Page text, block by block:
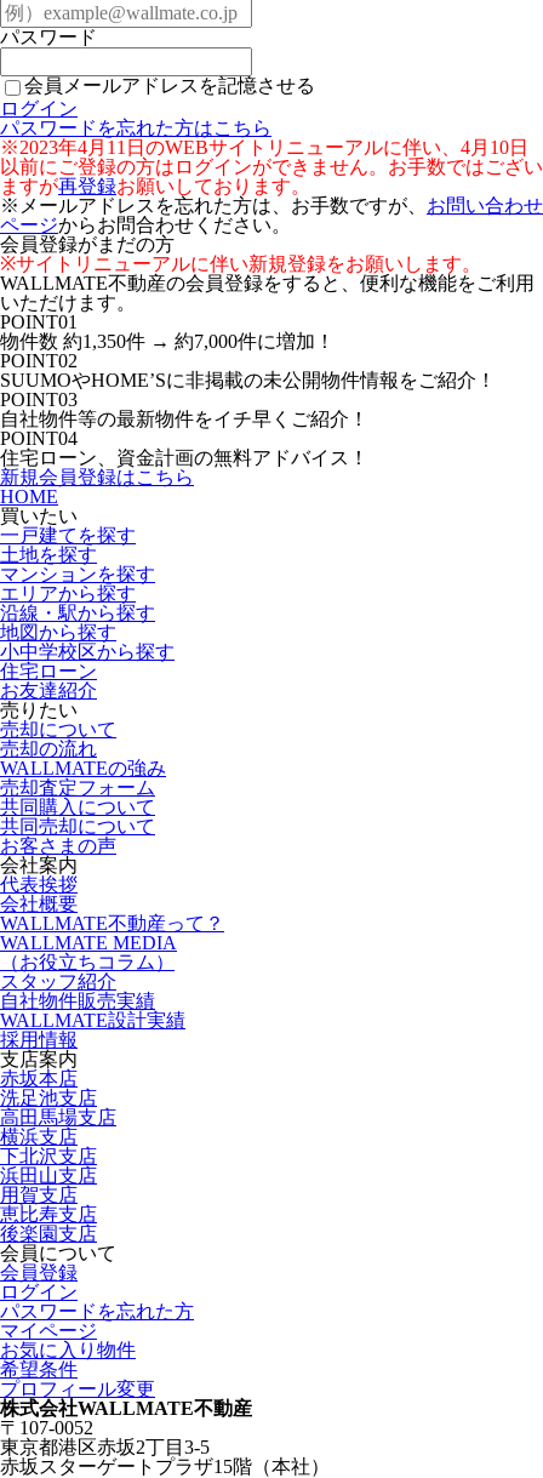
パスワード
会員メールアドレスを記憶させる
ログイン
パスワードを忘れた方はこちら
※2023年4月11日のWEBサイトリニューアルに伴い、4月10日
以前にご登録の方はログインができません。お手数ではござい
ますが再登録お願いしております。
※メールアドレスを忘れた方は、お手数ですが、 お問い合わせ
ページからお問合わせください。
会員登録がまだの方
※サイトリニューアルに伴い新規登録をお願いします。
WALLMATE不動産の会員登録をすると、便利な機能をご利用
いただけます。
POINT01
物件数 約1,350件 → 約7,000件に増加！
POINT02
SUUMOやHOME’Sに非掲載の未公開物件情報をご紹介！
POINT03
自社物件等の最新物件をイチ早く ご紹介！
POINT04
住宅ローン、資金計画の無料アドバイス！
新規会員登録はこちら
HOME
買いたい
一戸建てを探す
土地を探す
マンションを探す
エリアから探す
沿線・駅から探す
地図から探す
小中学校区から探す
住宅ローン
お友達紹介
売りたい
売却について
売却の流れ
WALLMATEの強み
売却査定フォーム
共同購入について
共同売却について
お客さまの声
会社案内
代表挨拶
会社概要
WALLMATE不動産って？
WALLMATE MEDIA
（お役立ちコラム）
スタッフ紹介
自社物件販売実績
WALLMATE設計実績
採用情報
支店案内
赤坂本店
洗足池支店
高田馬場支店
横浜支店
下北沢支店
浜田山支店
用賀支店
恵比寿支店
後楽園支店
会員について
会員登録
ログイン
パスワードを忘れた方
マイページ
お気に入り物件
希望条件
プロフィール変更
株式会社WALLMATE不動産
〒107-0052
東京都港区赤坂2丁目3-5
赤坂スターゲートプラザ15階（本社）